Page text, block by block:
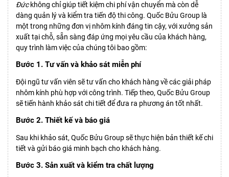
Đứckhông chỉ giúp tiết kiệm chi phí vận chuyển mà còn dễ
dàng quản lý và kiểm tra tiến độ thi công. Quốc Bửu Group là
một trong những đơn vị nhôm kính đáng tin cậy, với xưởng sản
xuất tại chỗ, sẵn sàng đáp ứng mọi yêu cầu của khách hàng,
quy trình làm việc của chúng tôi bao gồm:
Bước 1. Tư vấn và khảo sát miễn phí
Đội ngũ tư vấn viên sẽ tư vấn cho khách hàng về các giải pháp
nhôm kính phù hợp với công trình. Tiếp theo, Quốc Bửu Group
sẽ tiến hành khảo sát chi tiết để đưa ra phương án tốt nhất.
Bước 2. Thiết kế và báo giá
Sau khi khảo sát, Quốc Bửu Group sẽ thực hiện bản thiết kế chi
tiết và gửi báo giá minh bạch cho khách hàng.
Bước 3. Sản xuất và kiểm tra chất lượng